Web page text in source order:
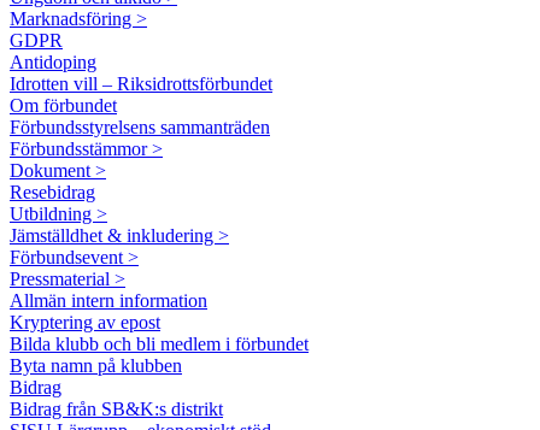
Marknadsföring >
GDPR
Antidoping
Idrotten vill – Riksidrottsförbundet
Om förbundet
Förbundsstyrelsens sammanträden
Förbundsstämmor >
Dokument >
Resebidrag
Utbildning >
Jämställdhet & inkludering >
Förbundsevent >
Pressmaterial >
Allmän intern information
Kryptering av epost
Bilda klubb och bli medlem i förbundet
Byta namn på klubben
Bidrag
Bidrag från SB&K:s distrikt